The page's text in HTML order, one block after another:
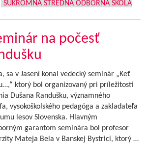
SÚKROMNÁ STREDNÁ ODBORNÁ ŠKOLA
na počesť
sa v Jasení konal vedecký seminár „Keť
ktorý bol organizovaný pri príležitosti
Dušana Randušku, významného
vysokoškolského pedagóga a zakladateľa
lesov Slovenska. Hlavným
garantom seminára bol profesor
Mateja Bela v Banskej Bystrici, ktorý …